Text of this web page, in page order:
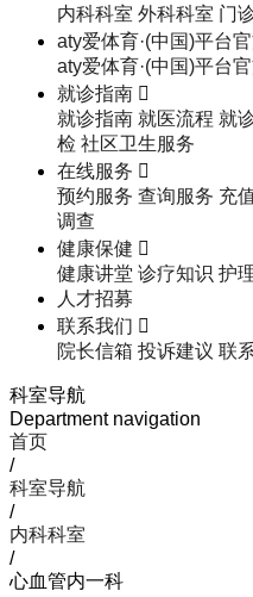
内科科室 外科科室 门
aty爱体育·(中国)平台
aty爱体育·(中国)平台
就诊指南 
就诊指南 就医流程 就
检 社区卫生服务
在线服务 
预约服务 查询服务 充
调查
健康保健 
健康讲堂 诊疗知识 护
人才招募
联系我们 
院长信箱 投诉建议 联
科室导航
Department navigation
首页
/
科室导航
/
内科科室
/
心血管内一科